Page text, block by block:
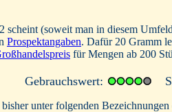
(soweit man in diesem
Prospektangaben. Dafür 20 Gramm
für Mengen ab 200
Gebrauchswert:
unter folgenden Bezeichnungen